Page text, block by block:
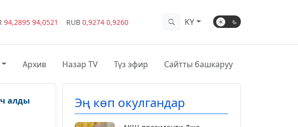
94,2895 94,0521 RUB 0,9274 0,9260 KY
Архив Назар TV Түз эфир Сайтты башкаруу
алды Эң көп окулгандар